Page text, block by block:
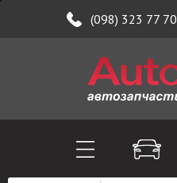
(098) 323 77 70